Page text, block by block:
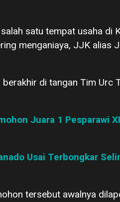
satu tempat usaha di
menganiaya, JJK alias
di tangan Tim Urc
Juara 1 Pesparawi
Usai Terbongkar
tersebut awalnya